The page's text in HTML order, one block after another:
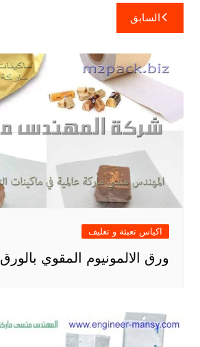
تصفّح
المقالات
السابق
اكياس تعبئة و تغليف
ورق الالمونيوم المقوي بالورق